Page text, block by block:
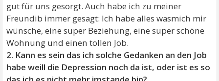
gut für uns gesorgt. Auch habe ich zu meiner
Freundib immer gesagt: Ich habe alles wasmich mir
wünsche, eine super Beziehung, eine super schöne
Wohnung und einen tollen Job.
2. Kann es sein das ich solche Gedanken an den Job
habe weill die Depression noch da ist, oder ist es so